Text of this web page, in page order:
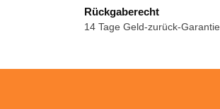
Rückgaberecht
14 Tage Geld-zurück-Garantie